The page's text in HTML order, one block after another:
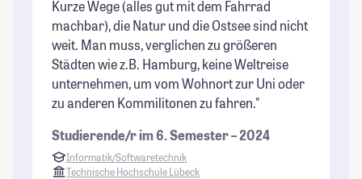
Kurze Wege (alles gut mit dem Fahrrad
machbar), die Natur und die Ostsee sind nicht
weit. Man muss, verglichen zu größeren
Städten wie z.B. Hamburg, keine Weltreise
unternehmen, um vom Wohnort zur Uni oder
zu anderen Kommilitonen zu fahren."
Studierende/r im 6. Semester – 2024
Informatik/Softwaretechnik
Technische Hochschule Lübeck